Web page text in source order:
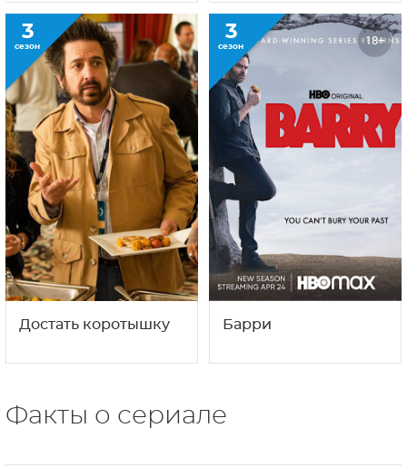
3
сезон
Достать коротышку
3
сезон 18+
Барри
Факты о сериале